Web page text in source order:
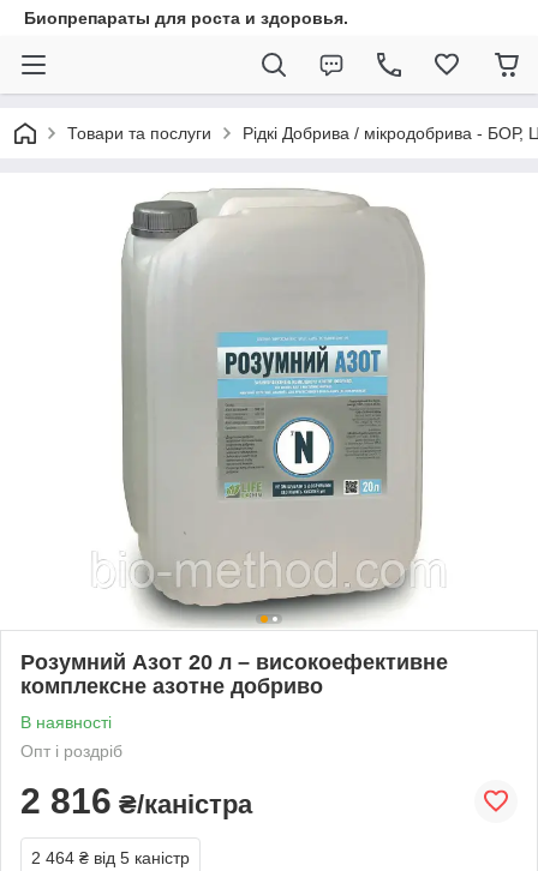
Биопрепараты для роста и здоровья.
Товари та послуги Рідкі Добрива / мікродобрива -
Розумний Азот 20 л – високоефективне
комплексне азотне добриво
В наявності
Опт і роздріб
2 816 ₴/каністра
2 464 ₴ від 5 каністр